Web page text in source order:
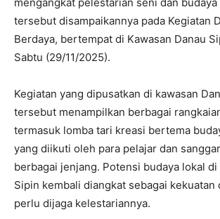
tersebut disampaikannya pada Kegiatan
Berdaya, bertempat di Kawasan Danau
Sabtu (29/11/2025).
Kegiatan yang dipusatkan di kawasan
tersebut menampilkan berbagai
termasuk lomba tari kreasi bertema
yang diikuti oleh para pelajar dan
berbagai jenjang. Potensi budaya lokal di
Sipin kembali diangkat sebagai kekuatan
perlu dijaga kelestariannya.